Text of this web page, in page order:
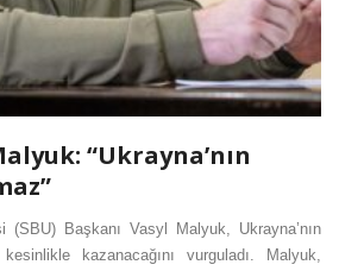
“Ukrayna’nın
(SBU) Başkanı Vasyl Malyuk, Ukrayna’nın
kazanacağını vurguladı. Malyuk,